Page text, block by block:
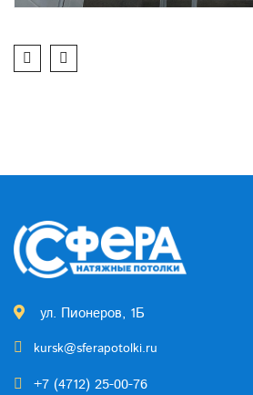
ул. Пионеров, 1Б
kursk@sferapotolki.ru
+7 (4712) 25-00-76